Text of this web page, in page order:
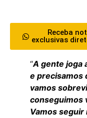
Receba
exclusivas
“A gente joga
e precisamos
vamos
conseguimos
Vamos seguir